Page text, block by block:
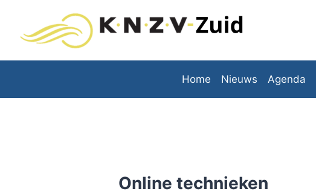
inhoud
Home Nieuws Agenda
Online technieken